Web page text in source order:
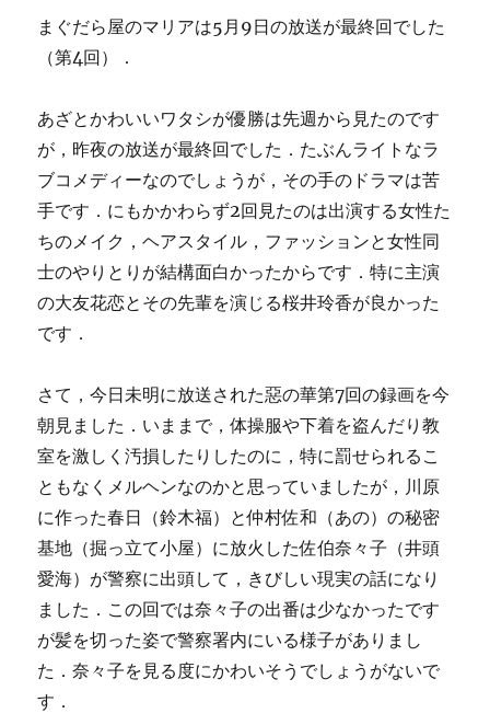
まぐだら屋のマリアは5月9日の放送が最終回でした
（第4回）．
あざとかわいいワタシが優勝は先週から見たのです
が，昨夜の放送が最終回でした．たぶんライトなラ
ブコメディーなのでしょうが，その手のドラマは苦
手です．にもかかわらず2回見たのは出演する女性た
ちのメイク，ヘアスタイル，ファッションと女性同
士のやりとりが結構面白かったからです．特に主演
の大友花恋とその先輩を演じる桜井玲香が良かった
です．
さて，今日未明に放送された惡の華第7回の録画を今
朝見ました．いままで，体操服や下着を盗んだり教
室を激しく汚損したりしたのに，特に罰せられるこ
ともなくメルヘンなのかと思っていましたが，川原
に作った春日（鈴木福）と仲村佐和（あの）の秘密
基地（掘っ立て小屋）に放火した佐伯奈々子（井頭
愛海）が警察に出頭して，きびしい現実の話になり
ました．この回では奈々子の出番は少なかったです
が髪を切った姿で警察署内にいる様子がありまし
た．奈々子を見る度にかわいそうでしょうがないで
す．